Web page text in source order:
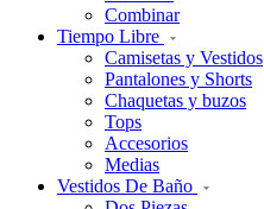
Combinar
Tiempo Libre
Camisetas y Vestidos
Pantalones y Shorts
Chaquetas y buzos
Tops
Accesorios
Medias
Vestidos De Baño